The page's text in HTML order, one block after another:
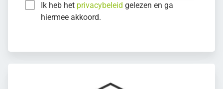
Ik heb het privacybeleid gelezen en ga
hiermee akkoord.